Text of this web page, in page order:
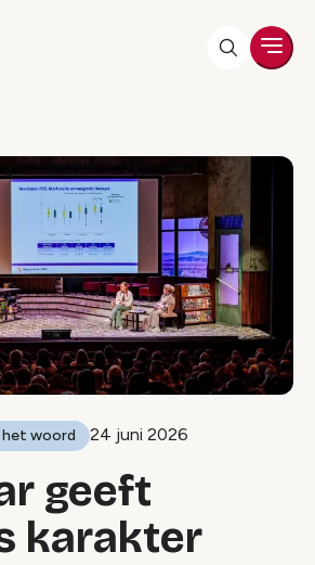
het woord 24 juni 2026
geeft
karakter